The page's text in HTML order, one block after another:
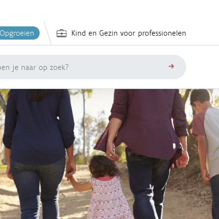
Kind en Gezin voor professionelen